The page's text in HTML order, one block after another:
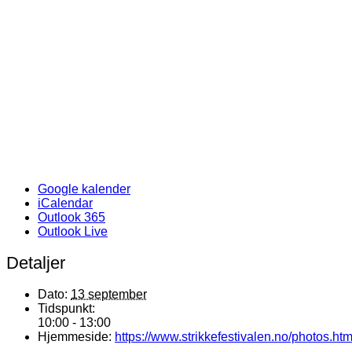
Google kalender
iCalendar
Outlook 365
Outlook Live
Detaljer
Dato: 13 september
Tidspunkt:
10:00 - 13:00
Hjemmeside: https://www.strikkefestivalen.no/